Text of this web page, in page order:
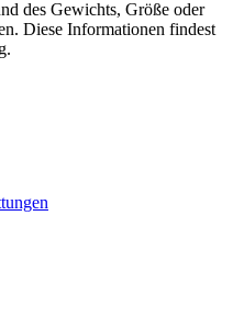
des Gewichts, Größe oder
Diese Informationen findest